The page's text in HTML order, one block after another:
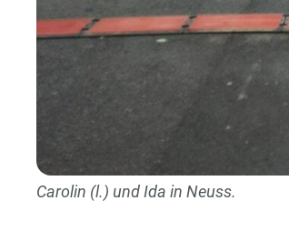
Carolin (l.) und Ida in Neuss.